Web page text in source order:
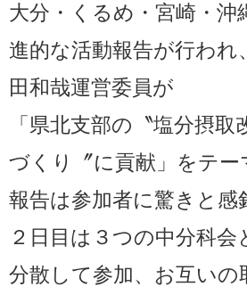
大分・くるめ・宮崎・
進的な活動報告が行われ
田和哉運営委員が
「県北支部の〝塩分摂
づくり〞に貢献」をテ
報告は参加者に驚きと
２日目は３つの中分科
分散して参加、お互い